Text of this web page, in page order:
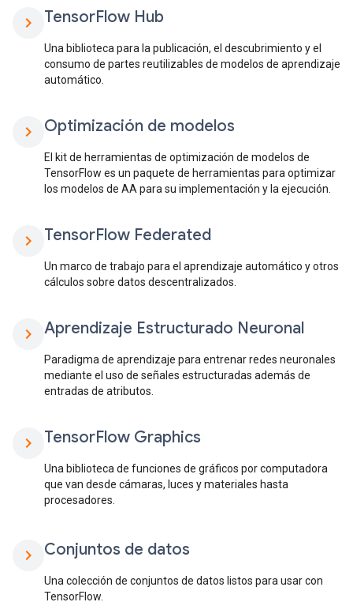
chevron_right TensorFlow Hub
Una biblioteca para la publicación, el descubrimiento y el
consumo de partes reutilizables de modelos de aprendizaje
automático.
chevron_right Optimización de modelos
El kit de herramientas de optimización de modelos de
TensorFlow es un paquete de herramientas para optimizar
los modelos de AA para su implementación y la ejecución.
chevron_right TensorFlow Federated
Un marco de trabajo para el aprendizaje automático y otros
cálculos sobre datos descentralizados.
chevron_right Aprendizaje Estructurado Neuronal
Paradigma de aprendizaje para entrenar redes neuronales
mediante el uso de señales estructuradas además de
entradas de atributos.
chevron_right TensorFlow Graphics
Una biblioteca de funciones de gráficos por computadora
que van desde cámaras, luces y materiales hasta
procesadores.
chevron_right Conjuntos de datos
Una colección de conjuntos de datos listos para usar con
TensorFlow.